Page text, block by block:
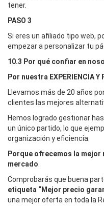
tener.
PASO 3
Si eres un afiliado tipo web,
empezar a personalizar tu
10.3 Por qué confiar en
Por nuestra EXPERIENCIA Y
Llevamos más de 20 años
clientes las mejores
Hemos logrado gestionar
un único partido, lo que
organización y eficiencia.
Porque ofrecemos la
mercado
Comprobarás que buena
etiqueta “Mejor precio
una mejor oferta en toda la